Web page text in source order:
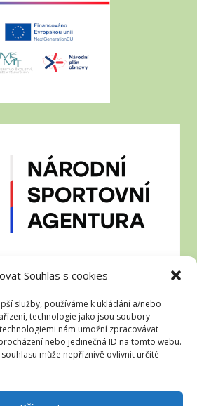
Souhlas s cookies
služby, používáme k ukládání a/nebo
technologie jako jsou soubory
nám umožní zpracovávat
nebo jedinečná ID na tomto webu.
může nepříznivě ovlivnit určité